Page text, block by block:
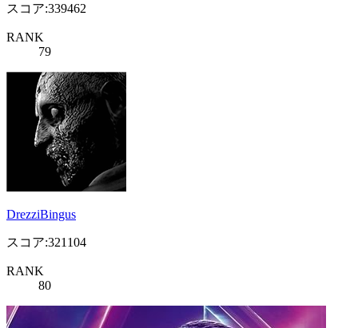
スコア:339462
RANK
79
DrezziBingus
スコア:321104
RANK
80